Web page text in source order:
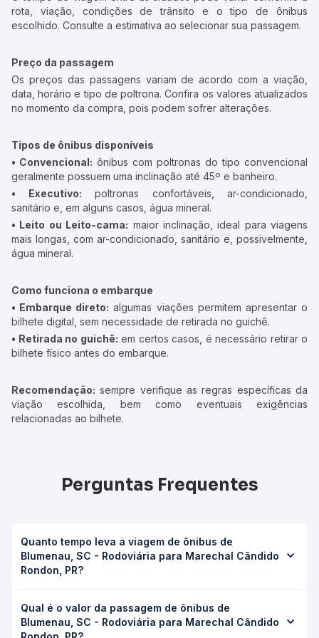
rota, viação, condições de trânsito e o tipo de ônibus
escolhido. Consulte a estimativa ao selecionar sua passagem.
Preço da passagem
Os preços das passagens variam de acordo com a viação,
data, horário e tipo de poltrona. Confira os valores atualizados
no momento da compra, pois podem sofrer alterações.
Tipos de ônibus disponíveis
• Convencional: ônibus com poltronas do tipo convencional
geralmente possuem uma inclinação até 45º e banheiro.
• Executivo: poltronas confortáveis, ar-condicionado,
sanitário e, em alguns casos, água mineral.
• Leito ou Leito-cama: maior inclinação, ideal para viagens
mais longas, com ar-condicionado, sanitário e, possivelmente,
água mineral.
Como funciona o embarque
• Embarque direto: algumas viações permitem apresentar o
bilhete digital, sem necessidade de retirada no guichê.
• Retirada no guichê: em certos casos, é necessário retirar o
bilhete físico antes do embarque.
Recomendação: sempre verifique as regras específicas da
viação escolhida, bem como eventuais exigências
relacionadas ao bilhete.
Perguntas Frequentes
Quanto tempo leva a viagem de ônibus de
Blumenau, SC - Rodoviária para Marechal Cândido
Rondon, PR?
Marechal Cândido Rondon, PR leva em média 19h,
podendo variar conforme a viação, o tipo de serviço
Qual é o valor da passagem de ônibus de
Blumenau, SC - Rodoviária para Marechal Cândido